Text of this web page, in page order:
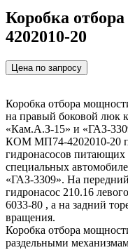
Коробка
4202010-20
Цена по запросу
Коробка отбора
на правый боковой люк
«Кам.А.З-15» и «ГАЗ-
КОМ МП74-4202010-20
гидронасосов питающих
специальных
«ГАЗ-3309». На
гидронасос 210.16
6033-80 , а на задний
вращения.
Коробка отбора
раздельными